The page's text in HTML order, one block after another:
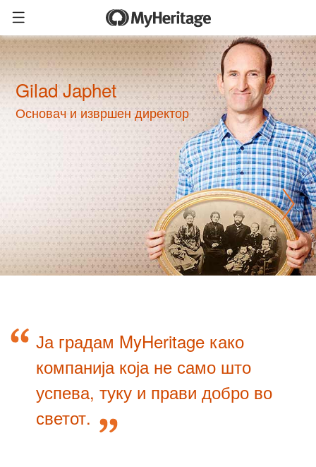
Gilad Japhet
Основач и извршен директор
Ја градам MyHeritage како
компанија која не само што
успева, туку и прави добро во
светот.